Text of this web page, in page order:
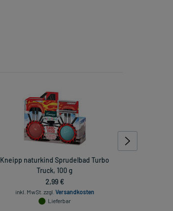
Kneipp naturkind Sprudelbad Turbo
Truck, 100 g
2,99 €
inkl. MwSt. zzgl. Versandkosten
Lieferbar